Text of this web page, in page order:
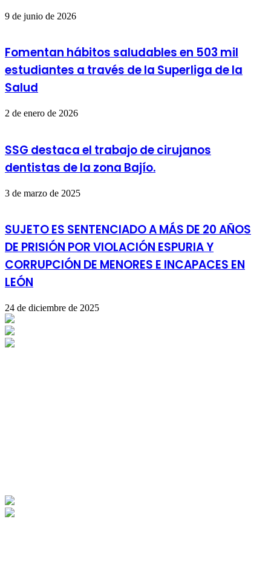
9 de junio de 2026
Fomentan hábitos saludables en 503 mil
estudiantes a través de la Superliga de la
Salud
2 de enero de 2026
SSG destaca el trabajo de cirujanos
dentistas de la zona Bajío.
3 de marzo de 2025
SUJETO ES SENTENCIADO A MÁS DE 20 AÑOS
DE PRISIÓN POR VIOLACIÓN ESPURIA Y
CORRUPCIÓN DE MENORES E INCAPACES EN
LEÓN
24 de diciembre de 2025